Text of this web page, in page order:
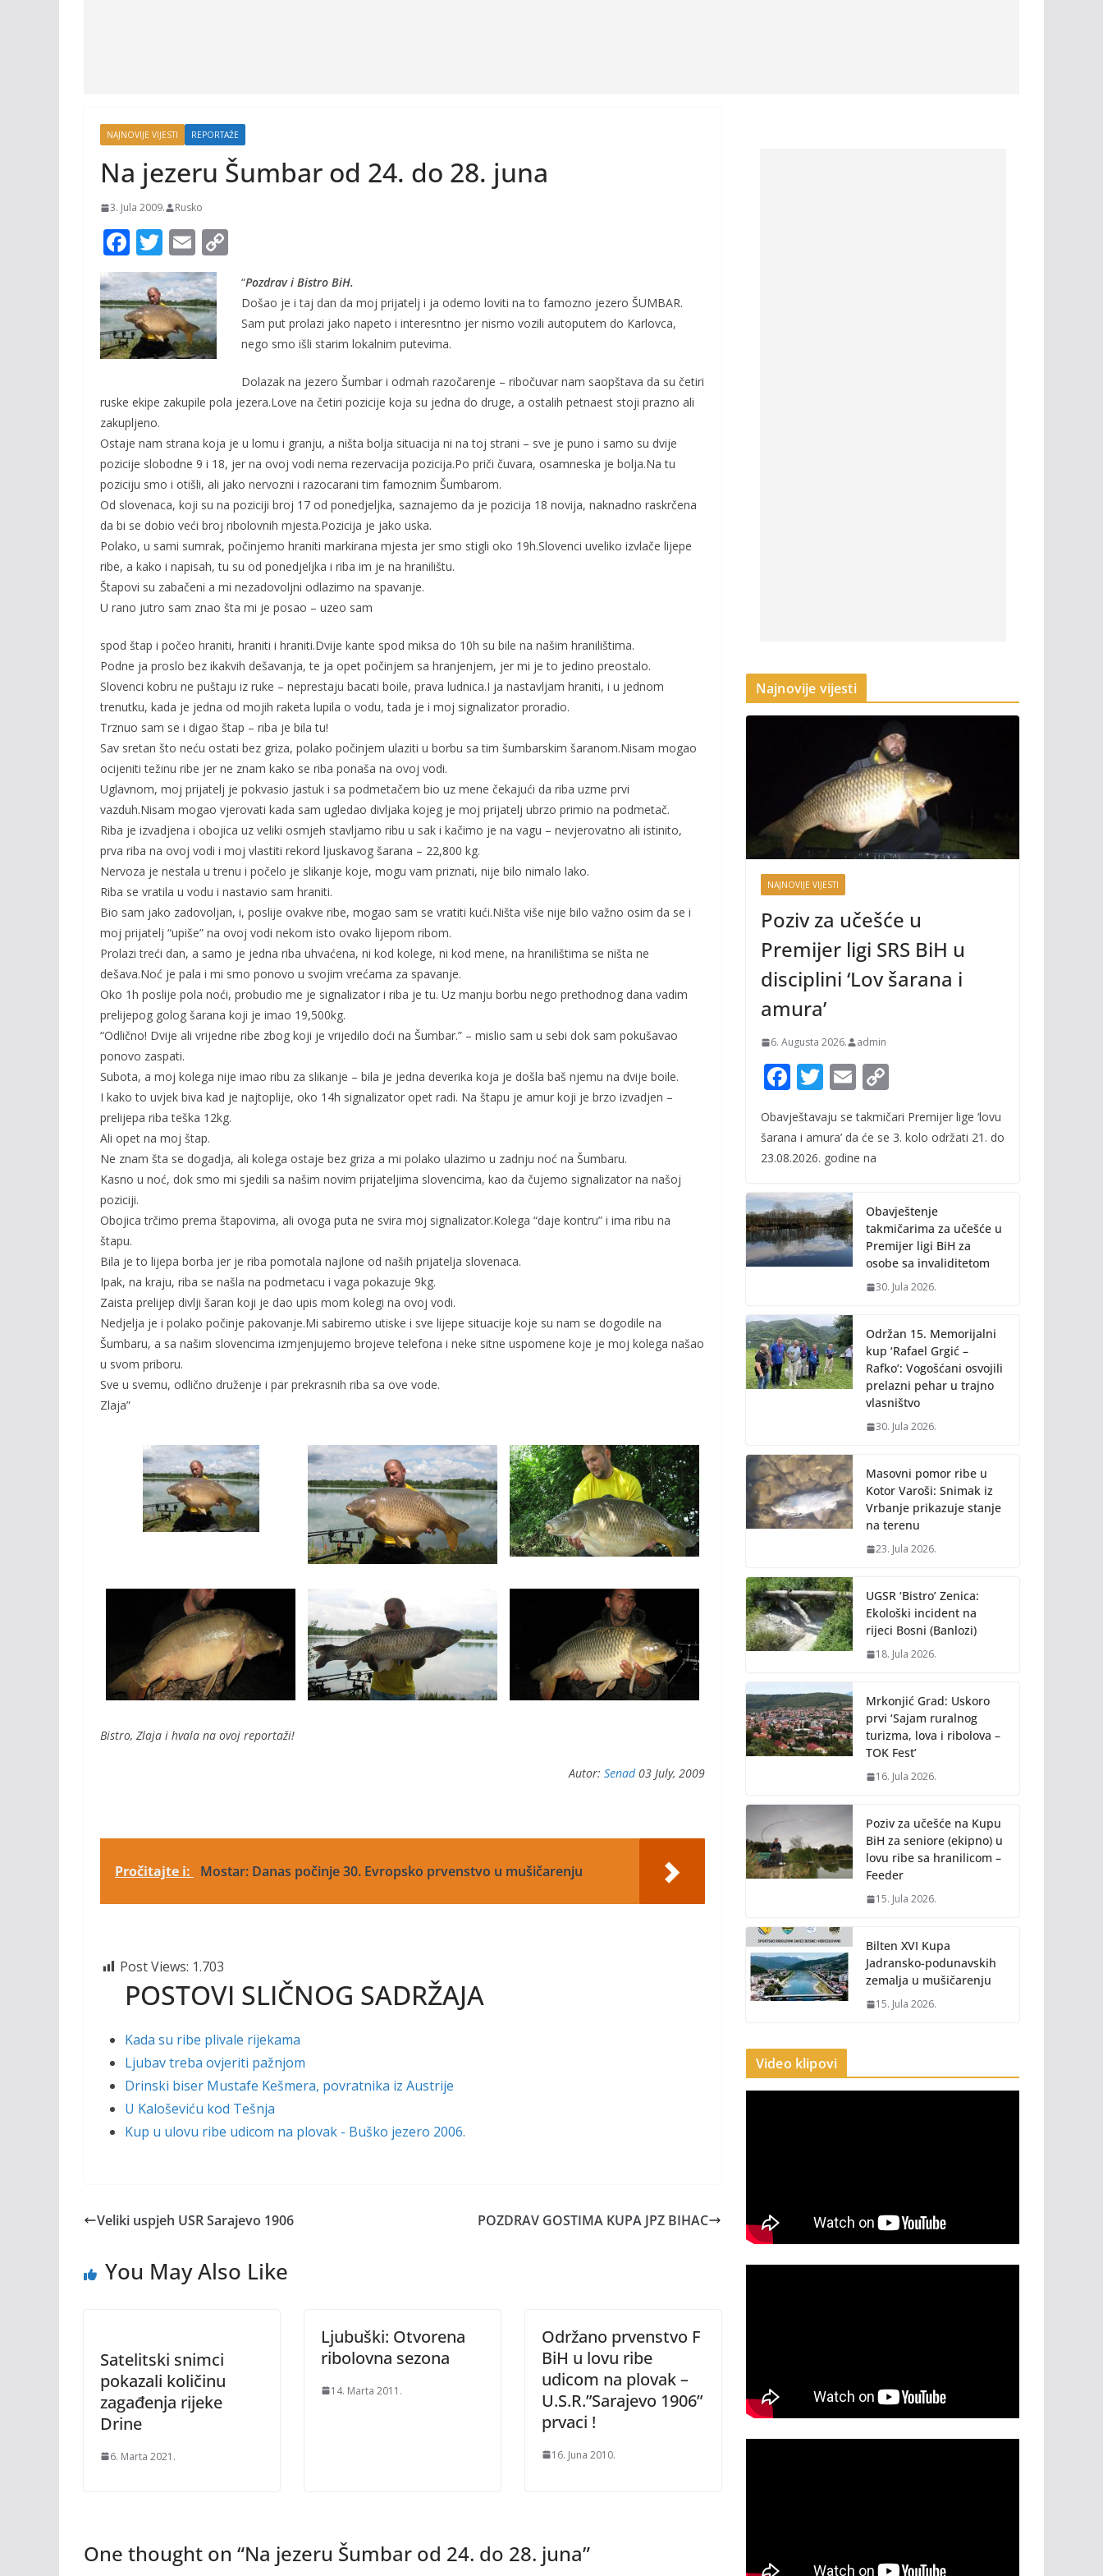
NAJNOVIJE VIJESTI REPORTAŽE
Na jezeru Šumbar od 24. do 28. juna
3. Jula 2009. Rusko
F
ac
e
b
o
k
T
w
itt
er
E
m
ai
l
p
Li
n
k
“Pozdrav i Bistro BiH.
Došao je i taj dan da moj prijatelj i ja odemo loviti na to famozno jezero ŠUMBAR.
Sam put prolazi jako napeto i interesntno jer nismo vozili autoputem do Karlovca,
nego smo išli starim lokalnim putevima.
Dolazak na jezero Šumbar i odmah razočarenje – ribočuvar nam saopštava da su četiri
ruske ekipe zakupile pola jezera.Love na četiri pozicije koja su jedna do druge, a ostalih petnaest stoji prazno ali
zakupljeno.
Ostaje nam strana koja je u lomu i granju, a ništa bolja situacija ni na toj strani – sve je puno i samo su dvije
pozicije slobodne 9 i 18, jer na ovoj vodi nema rezervacija pozicija.Po priči čuvara, osamneska je bolja.Na tu
poziciju smo i otišli, ali jako nervozni i razocarani tim famoznim Šumbarom.
Od slovenaca, koji su na poziciji broj 17 od ponedjeljka, saznajemo da je pozicija 18 novija, naknadno raskrčena
da bi se dobio veći broj ribolovnih mjesta.Pozicija je jako uska.
Polako, u sami sumrak, počinjemo hraniti markirana mjesta jer smo stigli oko 19h.Slovenci uveliko izvlače lijepe
ribe, a kako i napisah, tu su od ponedjeljka i riba im je na hranilištu.
Štapovi su zabačeni a mi nezadovoljni odlazimo na spavanje.
U rano jutro sam znao šta mi je posao – uzeo sam
spod štap i počeo hraniti, hraniti i hraniti.Dvije kante spod miksa do 10h su bile na našim hranilištima.
Podne ja proslo bez ikakvih dešavanja, te ja opet počinjem sa hranjenjem, jer mi je to jedino preostalo.
Slovenci kobru ne puštaju iz ruke – neprestaju bacati boile, prava ludnica.I ja nastavljam hraniti, i u jednom
trenutku, kada je jedna od mojih raketa lupila o vodu, tada je i moj signalizator proradio.
Trznuo sam se i digao štap – riba je bila tu!
Sav sretan što neću ostati bez griza, polako počinjem ulaziti u borbu sa tim šumbarskim šaranom.Nisam mogao
ocijeniti težinu ribe jer ne znam kako se riba ponaša na ovoj vodi.
Uglavnom, moj prijatelj je pokvasio jastuk i sa podmetačem bio uz mene čekajući da riba uzme prvi
vazduh.Nisam mogao vjerovati kada sam ugledao divljaka kojeg je moj prijatelj ubrzo primio na podmetač.
Riba je izvadjena i obojica uz veliki osmjeh stavljamo ribu u sak i kačimo je na vagu – nevjerovatno ali istinito,
prva riba na ovoj vodi i moj vlastiti rekord ljuskavog šarana – 22,800 kg.
Nervoza je nestala u trenu i počelo je slikanje koje, mogu vam priznati, nije bilo nimalo lako.
Riba se vratila u vodu i nastavio sam hraniti.
Bio sam jako zadovoljan, i, poslije ovakve ribe, mogao sam se vratiti kući.Ništa više nije bilo važno osim da se i
moj prijatelj “upiše” na ovoj vodi nekom isto ovako lijepom ribom.
Prolazi treći dan, a samo je jedna riba uhvaćena, ni kod kolege, ni kod mene, na hranilištima se ništa ne
dešava.Noć je pala i mi smo ponovo u svojim vrećama za spavanje.
Oko 1h poslije pola noći, probudio me je signalizator i riba je tu. Uz manju borbu nego prethodnog dana vadim
prelijepog golog šarana koji je imao 19,500kg.
“Odlično! Dvije ali vrijedne ribe zbog koji je vrijedilo doći na Šumbar.” – mislio sam u sebi dok sam pokušavao
ponovo zaspati.
Subota, a moj kolega nije imao ribu za slikanje – bila je jedna deverika koja je došla baš njemu na dvije boile.
I kako to uvjek biva kad je najtoplije, oko 14h signalizator opet radi. Na štapu je amur koji je brzo izvadjen –
prelijepa riba teška 12kg.
Ali opet na moj štap.
Ne znam šta se dogadja, ali kolega ostaje bez griza a mi polako ulazimo u zadnju noć na Šumbaru.
Kasno u noć, dok smo mi sjedili sa našim novim prijateljima slovencima, kao da čujemo signalizator na našoj
poziciji.
Obojica trčimo prema štapovima, ali ovoga puta ne svira moj signalizator.Kolega “daje kontru” i ima ribu na
štapu.
Bila je to lijepa borba jer je riba pomotala najlone od naših prijatelja slovenaca.
Ipak, na kraju, riba se našla na podmetacu i vaga pokazuje 9kg.
Zaista prelijep divlji šaran koji je dao upis mom kolegi na ovoj vodi.
Nedjelja je i polako počinje pakovanje.Mi sabiremo utiske i sve lijepe situacije koje su nam se dogodile na
Šumbaru, a sa našim slovencima izmjenjujemo brojeve telefona i neke sitne uspomene koje je moj kolega našao
u svom priboru.
Sve u svemu, odlično druženje i par prekrasnih riba sa ove vode.
Zlaja”
Bistro, Zlaja i hvala na ovoj reportaži!
Autor: Senad03 July, 2009
Pročitajte i: Mostar: Danas počinje 30. Evropsko prvenstvo u mušičarenju
Post Views: 1.703
POSTOVI SLIČNOG SADRŽAJA
Kada su ribe plivale rijekama
Ljubav treba ovjeriti pažnjom
Drinski biser Mustafe Kešmera, povratnika iz Austrije
U Kaloševiću kod Tešnja
Kup u ulovu ribe udicom na plovak - Buško jezero 2006.
Veliki uspjeh USR Sarajevo 1906 POZDRAV GOSTIMA KUPA JPZ BIHAC
You May Also Like
Satelitski snimci
pokazali količinu
zagađenja rijeke
Drine
6. Marta 2021.
Ljubuški: Otvorena
ribolovna sezona
14. Marta 2011.
Održano prvenstvo F
BiH u lovu ribe
udicom na plovak –
U.S.R.”Sarajevo 1906”
prvaci !
16. Juna 2010.
One thought on “Na jezeru Šumbar od 24. do 28. juna”
Najnovije vijesti
NAJNOVIJE VIJESTI
Poziv za učešće u
Premijer ligi SRS BiH u
disciplini ‘Lov šarana i
amura’
6. Augusta 2026. admin
F
ac
e
b
o
k
T
itt
er
E
m
ai
l
o
p
n
k
Obavještavaju se takmičari Premijer lige ‘lovu
šarana i amura’ da će se 3. kolo održati 21. do
23.08.2026. godine na
Obavještenje
takmičarima za učešće u
Premijer ligi BiH za
osobe sa invaliditetom
30. Jula 2026.
Održan 15. Memorijalni
kup ‘Rafael Grgić –
Rafko’: Vogošćani osvojili
prelazni pehar u trajno
vlasništvo
30. Jula 2026.
Masovni pomor ribe u
Kotor Varoši: Snimak iz
Vrbanje prikazuje stanje
na terenu
23. Jula 2026.
UGSR ‘Bistro’ Zenica:
Ekološki incident na
rijeci Bosni (Banlozi)
18. Jula 2026.
Mrkonjić Grad: Uskoro
prvi ‘Sajam ruralnog
turizma, lova i ribolova –
TOK Fest’
16. Jula 2026.
Poziv za učešće na Kupu
BiH za seniore (ekipno) u
lovu ribe sa hranilicom –
Feeder
15. Jula 2026.
Bilten XVI Kupa
Jadransko-podunavskih
zemalja u mušičarenju
15. Jula 2026.
Video klipovi